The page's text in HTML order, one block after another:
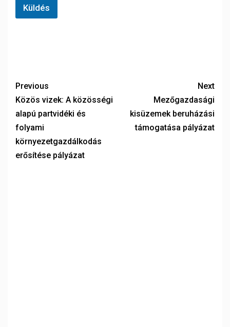
Küldés
Previous
Közös vizek: A közösségi
alapú partvidéki és
folyami
környezetgazdálkodás
erősítése pályázat
Next
Mezőgazdasági
kisüzemek beruházási
támogatása pályázat